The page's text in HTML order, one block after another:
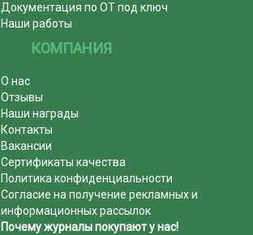
Документация по ОТ под ключ
Наши работы
КОМПАНИЯ
О нас
Отзывы
Наши награды
Контакты
Вакансии
Сертификаты качества
Политика конфиденциальности
Согласие на получение рекламных и
информационных рассылок
Почему журналы покупают у нас!